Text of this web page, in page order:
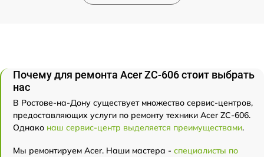
Почему для ремонта Acer ZC-606 стоит выбрать
нас
В Ростове-на-Дону существует множество сервис-центров,
предоставляющих услуги по ремонту техники Acer ZC-606.
Однако наш сервис-центр выделяется преимуществами.
Мы ремонтируем Acer. Наши мастера - специалисты по